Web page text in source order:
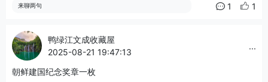
来聊两句 1 1
鸭绿江文成收藏屋
2025-08-21 19:47:13
...
朝鲜建国纪念奖章一枚